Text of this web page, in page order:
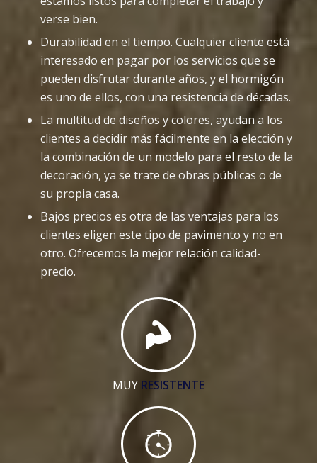
verse bien.
Durabilidad en el tiempo. Cualquier cliente está
interesado en pagar por los servicios que se
pueden disfrutar durante años, y el hormigón
es uno de ellos, con una resistencia de décadas.
La multitud de diseños y colores, ayudan a los
clientes a decidir más fácilmente en la elección y
la combinación de un modelo para el resto de la
decoración, ya se trate de obras públicas o de
su propia casa.
Bajos precios es otra de las ventajas para los
clientes eligen este tipo de pavimento y no en
otro. Ofrecemos la mejor relación calidad-
precio.
MUY RESISTENTE